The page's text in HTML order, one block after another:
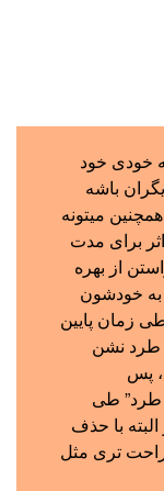
خودی خود
باشه
میتونه
برای مدت
از بهره
خودشون
زمان پایین
طرد نشن
پس
طرد” طی
با حذف
تری مثل